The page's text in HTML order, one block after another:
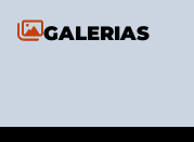
GALERIAS